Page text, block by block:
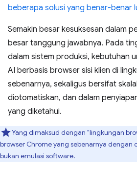
beberapa solusi yang benar-benar
Semakin besar kesuksesan dalam
besar tanggung jawabnya. Pada
dalam sistem produksi, kebutuhan
AI berbasis browser sisi klien di
sebenarnya, sekaligus bersifat
diotomatiskan, dan dalam
yang diketahui.
Yang dimaksud dengan "lingkungan
browser Chrome yang sebenarnya dengan
bukan emulasi software.